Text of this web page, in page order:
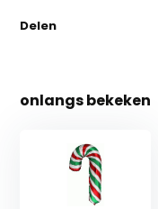
Delen
onlangs bekeken